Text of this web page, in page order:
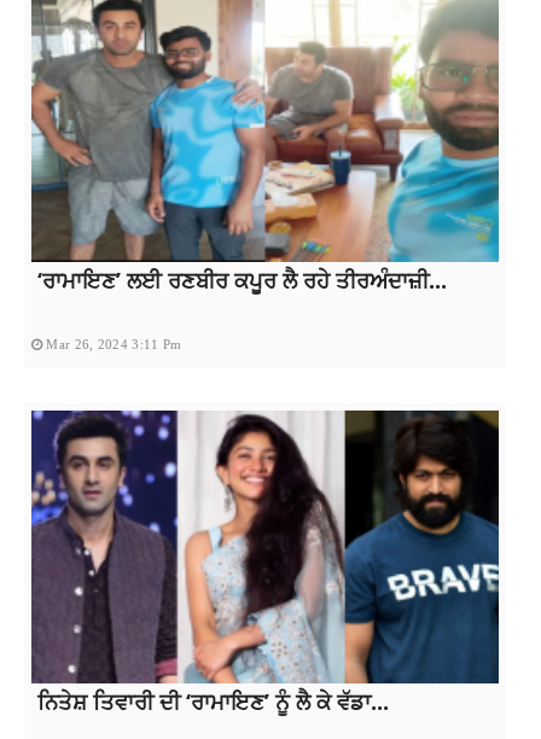
‘ਰਾਮਾਇਣ’ ਲਈ ਰਣਬੀਰ ਕਪੂਰ ਲੈ ਰਹੇ ਤੀਰਅੰਦਾਜ਼ੀ...
Mar 26, 2024 3:11 Pm
ਨਿਤੇਸ਼ ਤਿਵਾਰੀ ਦੀ ‘ਰਾਮਾਇਣ’ ਨੂੰ ਲੈ ਕੇ ਵੱਡਾ...